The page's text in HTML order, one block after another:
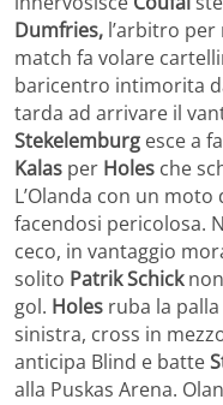
Dumfries, l’arbitro
match fa volare
baricentro intimorita
tarda ad arrivare il
Stekelemburg esce a
Kalas per Holes che
L’Olanda con un
facendosi pericolosa.
ceco, in vantaggio
solito PatrikSchicknon
gol. Holes ruba la
sinistra, cross in
anticipa Blind e batte
alla Puskas Arena.